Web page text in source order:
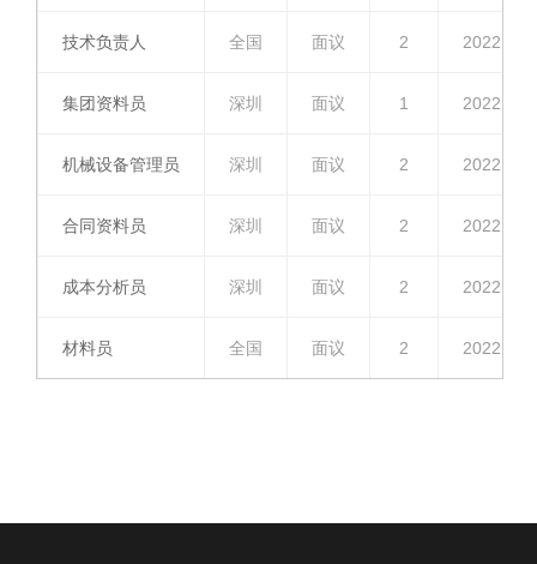
技术负责人 全国 面议 2
集团资料员 深圳 面议 1
机械设备管理员 深圳 面议 2
合同资料员 深圳 面议 2
成本分析员 深圳 面议 2
材料员 全国 面议 2